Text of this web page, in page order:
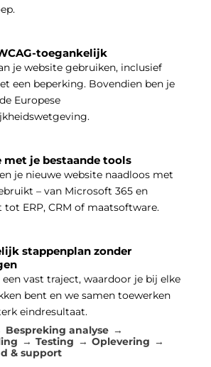
toegankelijk
je website gebruiken, inclusief
een beperking. Bovendien ben je
Europese
met je bestaande tools
je nieuwe website naadloos met
– van Microsoft 365 en
tot ERP, CRM of maatsoftware.
stappenplan zonder
vast traject, waardoor je bij elke
bent en we samen toewerken
eindresultaat.
Bespreking analyse
Testing
Oplevering
& support